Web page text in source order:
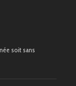
soit sans